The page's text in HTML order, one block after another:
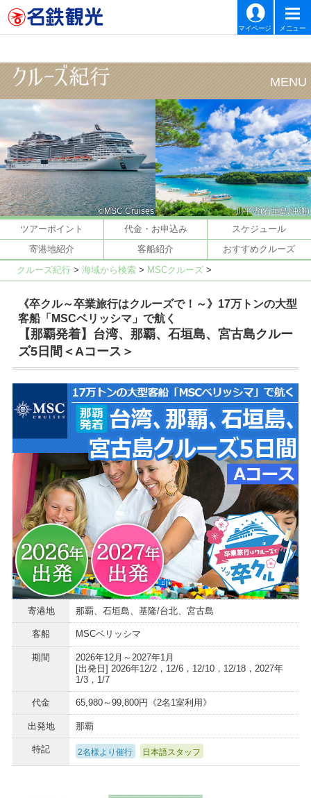
マイページ メニュー
©MSC Cruises 川平湾(石垣島/沖縄)
ツアーポイント 代金・お申込み
スケジュール
寄港地紹介
客船紹介 おすすめクルーズ
クルーズ紀行> 海域から検索> MSCクルーズ>
《卒クル～卒業旅行はクルーズで！～》17万トンの大型
客船「MSCベリッシマ」で航く
【那覇発着】台湾、那覇、石垣島、宮古島クルー
ズ5日間＜Aコース＞
寄港地 那覇、石垣島、基隆/台北、宮古島
客船 MSCベリッシマ
期間
2026年12月～2027年1月
[出発日] 2026年12/2，12/6，12/10，12/18，2027年
1/3，1/7
代金 65,980～99,800円《2名1室利用》
出発地 那覇
特記 2名様より催行 日本語スタッフ